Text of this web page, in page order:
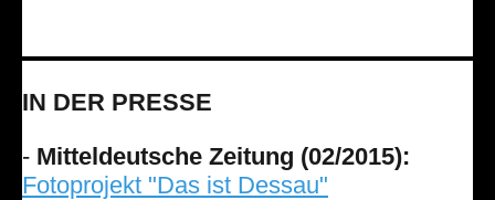
IN DER PRESSE
- Mitteldeutsche Zeitung (02/2015):
Fotoprojekt "Das ist Dessau"